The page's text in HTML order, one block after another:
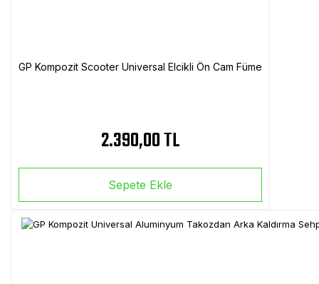
GP Kompozit Scooter Universal Elcikli Ön Cam Füme
2.390,00 TL
Sepete Ekle